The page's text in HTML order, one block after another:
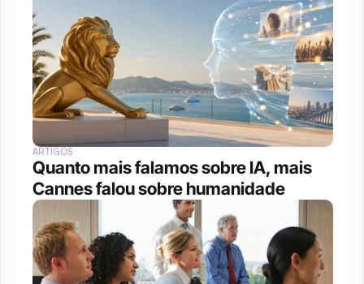
ARTIGOS
Quanto mais falamos sobre IA, mais
Cannes falou sobre humanidade